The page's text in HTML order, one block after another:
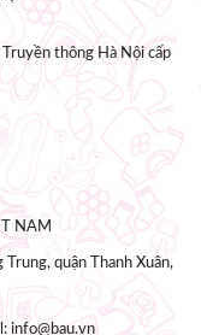
thông Hà Nội cấp
NAM
quận Thanh Xuân,
info@bau.vn